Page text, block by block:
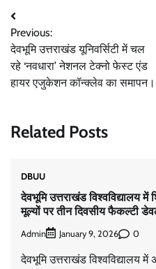
Post
navigation
Previous:
देवभूमि उत्तराखंड यूनिवर्सिटी में चल
रहे ‘नवधारा’ नेशनल टेक्नो फेस्ट एंड
हायर एजुकेशन कॉन्क्लेव का समापन।
Related Posts
DBUU
देवभूमि उत्तराखंड विश्वविद्यालय में
मूल्यों पर तीन दिवसीय फैकल्टी
Admin January 9, 2026 0
देवभूमि उत्तराखंड विश्वविद्यालय